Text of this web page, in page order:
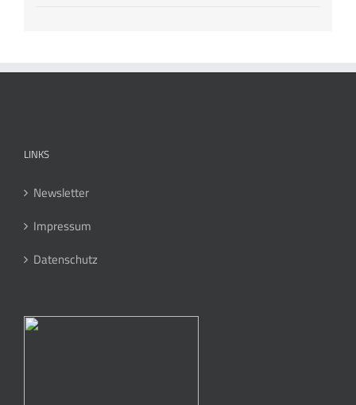
LINKS
Newsletter
Impressum
Datenschutz